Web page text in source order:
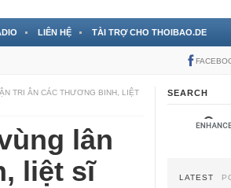
LIÊN HỆ TÀI TRỢ CHO THOIBAO.DE
TRI ÂN CÁC THƯƠNG BINH, LIỆT
lân
liệt sĩ
SEARCH
LATEST